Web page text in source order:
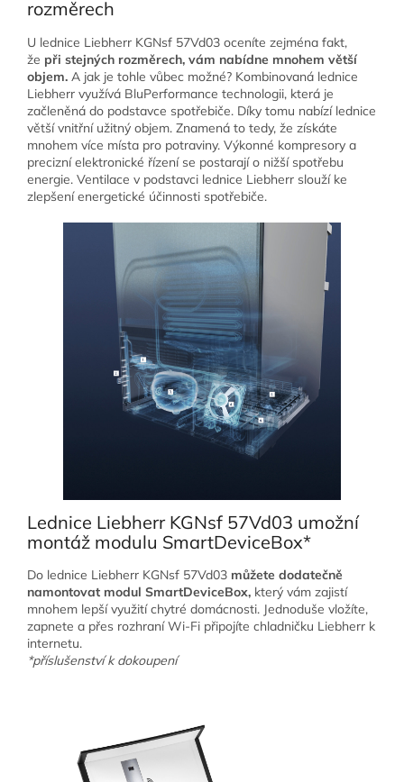
rozměrech
U lednice Liebherr KGNsf 57Vd03 oceníte zejména fakt,
že při stejných rozměrech, vám nabídne mnohem větší
objem. A jak je tohle vůbec možné? Kombinovaná lednice
Liebherr využívá BluPerformance technologii, která je
začleněná do podstavce spotřebiče. Díky tomu nabízí lednice
větší vnitřní užitný objem. Znamená to tedy, že získáte
mnohem více místa pro potraviny. Výkonné kompresory a
precizní elektronické řízení se postarají o nižší spotřebu
energie. Ventilace v podstavci lednice Liebherr slouží ke
zlepšení energetické účinnosti spotřebiče.
Lednice Liebherr KGNsf 57Vd03 umožní
montáž modulu SmartDeviceBox*
Do lednice Liebherr KGNsf 57Vd03 můžete dodatečně
namontovat modul SmartDeviceBox, který vám zajistí
mnohem lepší využití chytré domácnosti. Jednoduše vložíte,
zapnete a přes rozhraní Wi-Fi připojíte chladničku Liebherr k
internetu.
*příslušenství k dokoupení